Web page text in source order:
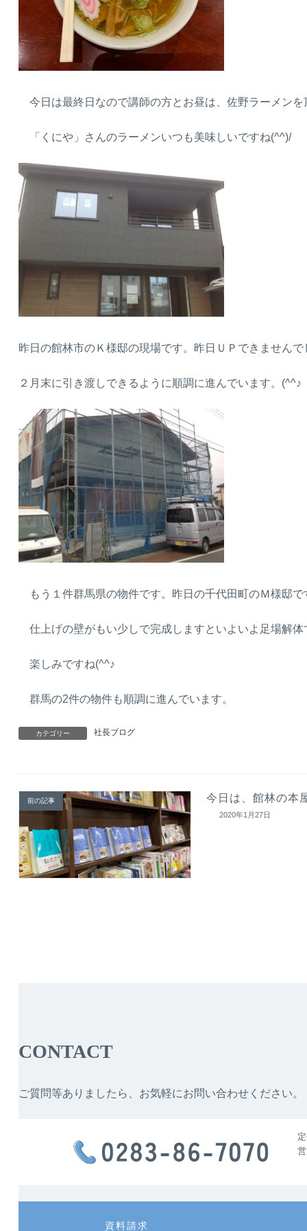
今日は最終日なので講師の方とお昼は、佐野ラーメンを
「くにや」さんのラーメンいつも美味しいですね(^^)/
昨日の館林市のＫ様邸の現場です。昨日ＵＰできませんで
２月末に引き渡しできるように順調に進んでいます。(^^♪
もう１件群馬県の物件です。昨日の千代田町のＭ様邸で
仕上げの壁がもい少しで完成しますといよいよ足場解体
楽しみですね(^^♪
群馬の2件の物件も順調に進んでいます。
カテゴリー 社長ブログ
前の記事 今日は、館林の本
2020年1月27日
CONTACT
ご質問等ありましたら、お気軽にお問い合わせください。
資料請求